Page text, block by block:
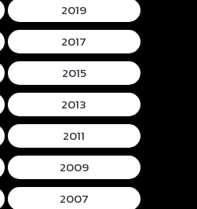
2019
2017
2015
2013
2011
2009
2007